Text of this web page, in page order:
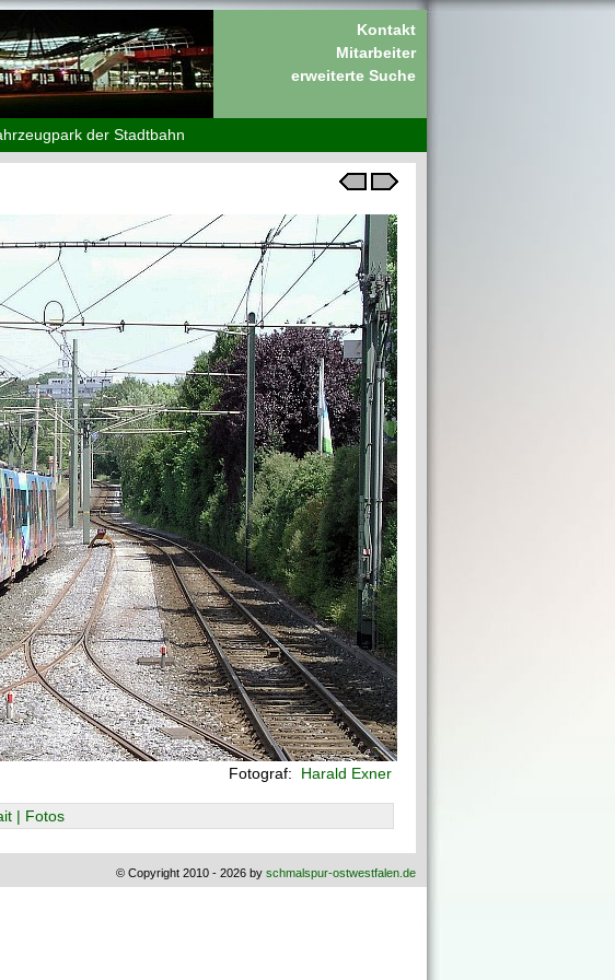
Kontakt
Mitarbeiter
erweiterte Suche
der Stadtbahn
Fotograf: Harald Exner
| Fotos
© Copyright 2010 - 2026 by schmalspur-ostwestfalen.de